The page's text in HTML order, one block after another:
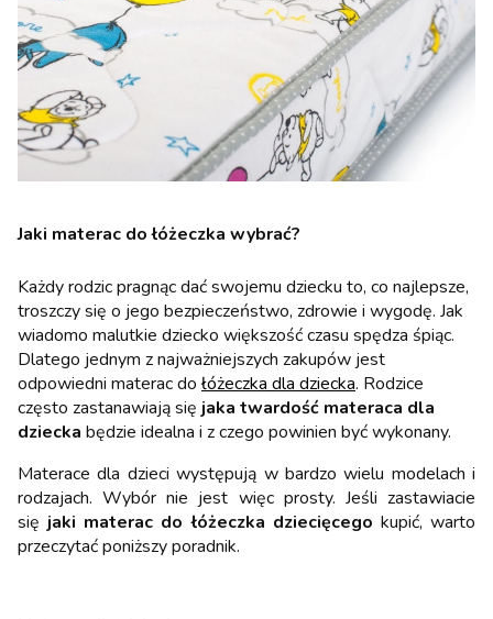
Jaki materac do łóżeczka wybrać?
Każdy rodzic pragnąc dać swojemu dziecku to, co najlepsze,
troszczy się o jego bezpieczeństwo, zdrowie i wygodę. Jak
wiadomo malutkie dziecko większość czasu spędza śpiąc.
Dlatego jednym z najważniejszych zakupów jest
odpowiedni materac dołóżeczka dla dziecka. Rodzice
często zastanawiają sięjaka twardość materaca dla
dziecka będzie idealna i z czego powinien być wykonany.
Materace dla dzieci występują w bardzo wielu modelach i
rodzajach. Wybór nie jest więc prosty. Jeśli zastawiacie
sięjaki materac do łóżeczka dziecięcego kupić, warto
przeczytać poniższy poradnik.